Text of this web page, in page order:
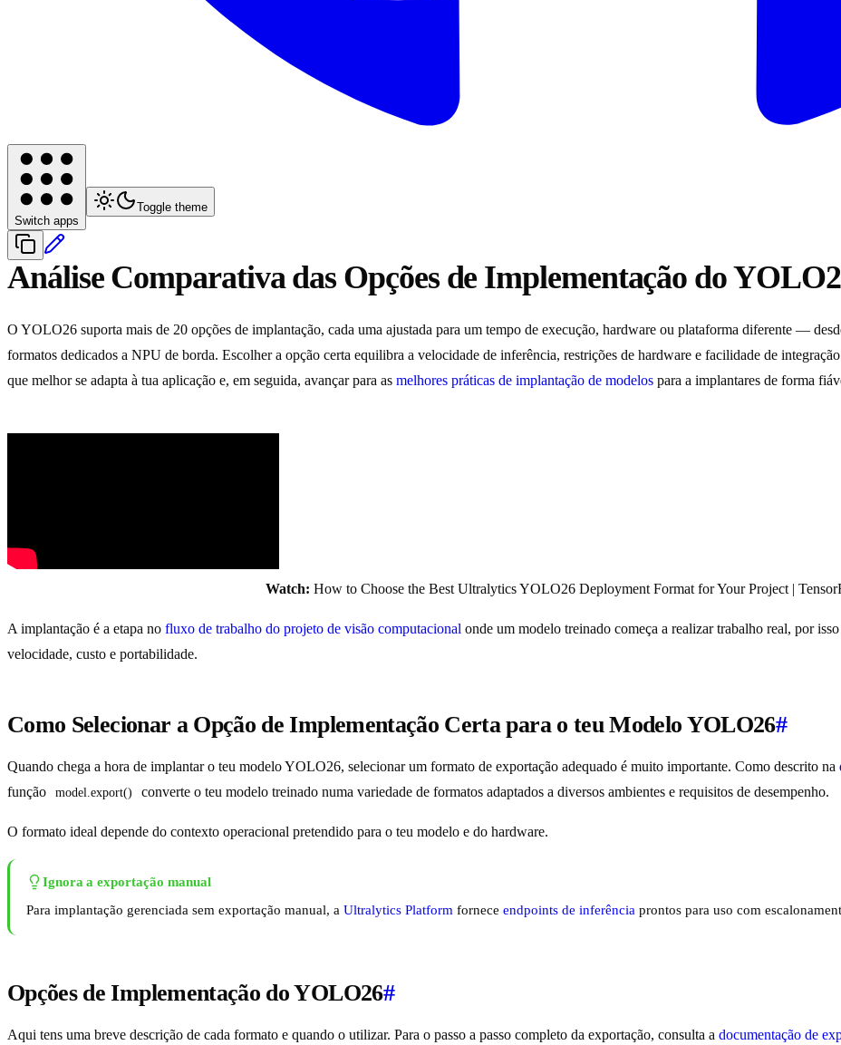
Switch apps
Toggle theme
Análise Comparativa das Opções de Implementação do
O YOLO26 suporta mais de 20 opções de implantação, cada uma ajustada para um tempo de execução, hardware ou plataforma diferente —
formatos dedicados a NPU de borda. Escolher a opção certa equilibra a velocidade de inferência, restrições de hardware e facilidade de
que melhor se adapta à tua aplicação e, em seguida, avançar para as melhores práticas de implantação de modelos para a implantares de forma
Watch: How to Choose the Best Ultralytics YOLO26 Deployment Format for Your Project |
A implantação é a etapa no fluxo de trabalho do projeto de visão computacional onde um modelo treinado começa a realizar trabalho real, por
velocidade, custo e portabilidade.
Como Selecionar a Opção de Implementação Certa para o teu Modelo YOLO26#
Quando chega a hora de implantar o teu modelo YOLO26, selecionar um formato de exportação adequado é muito importante. Como descrito na
função
model.export() converte o teu modelo treinado numa variedade de formatos adaptados a diversos ambientes e requisitos de desempenho.
O formato ideal depende do contexto operacional pretendido para o teu modelo e do hardware.
Ignora a exportação manual
Para implantação gerenciada sem exportação manual, a Ultralytics Platform fornece endpoints de inferência prontos para uso com
Opções de Implementação do YOLO26#
Aqui tens uma breve descrição de cada formato e quando o utilizar. Para o passo a passo completo da exportação, consulta a documentação de